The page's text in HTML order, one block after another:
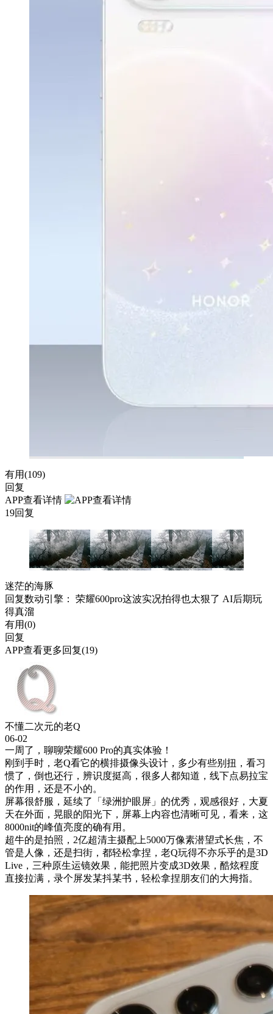
有用(109)
回复
APP查看详情
19回复
迷茫的海豚
回复数动引擎 ： 荣耀600pro这波实况拍得也太狠了 AI后期玩
得真溜
有用(0)
回复
APP查看更多回复(19)
不懂二次元的老Q
06-02
一周了，聊聊荣耀600 Pro的真实体验！
刚到手时，老Q看它的横排摄像头设计，多少有些别扭，看习
惯了，倒也还行，辨识度挺高，很多人都知道，线下点易拉宝
的作用，还是不小的。
屏幕很舒服，延续了「绿洲护眼屏」的优秀，观感很好，大夏
天在外面，晃眼的阳光下，屏幕上内容也清晰可见，看来，这
8000nit的峰值亮度的确有用。
超牛的是拍照，2亿超清主摄配上5000万像素潜望式长焦，不
管是人像，还是扫街，都轻松拿捏，老Q玩得不亦乐乎的是3D
Live，三种原生运镜效果，能把照片变成3D效果，酷炫程度
直接拉满，录个屏发某抖某书，轻松拿捏朋友们的大拇指。